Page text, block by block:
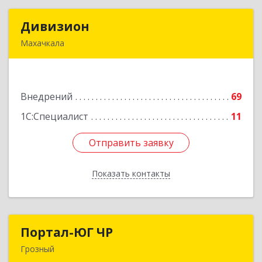
Дивизион
Махачкала
Внедрений
69
1С:Специалист
11
Отправить заявку
Показать контакты
Подробнее
Отправить заявку
Назад
Портал-ЮГ ЧР
Грозный